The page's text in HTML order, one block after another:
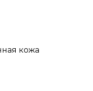
кожа